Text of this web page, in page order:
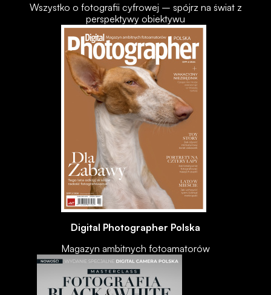
Wszystko o fotografii cyfrowej – spójrz na świat z
perspektywy obiektywu
Digital Photographer Polska
Magazyn ambitnych fotoamatorów